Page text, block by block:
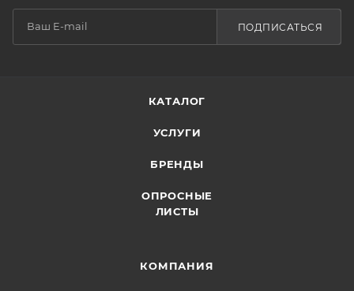
ПОДПИСАТЬСЯ
КАТАЛОГ
УСЛУГИ
БРЕНДЫ
ОПРОСНЫЕ
ЛИСТЫ
КОМПАНИЯ